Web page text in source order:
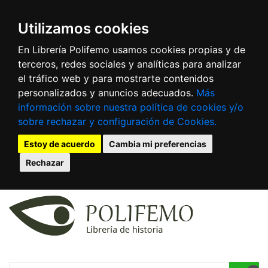
Utilizamos cookies
En Librería Polifemo usamos cookies propias y de
terceros, redes sociales y analíticas para analizar
el tráfico web y para mostrarte contenidos
personalizados y anuncios adecuados. Más
información sobre nuestra política de cookies y/o
sobre rechazar y configuración de Cookies.
Estoy de acuerdo
Cambia mi preferencias
Rechazar